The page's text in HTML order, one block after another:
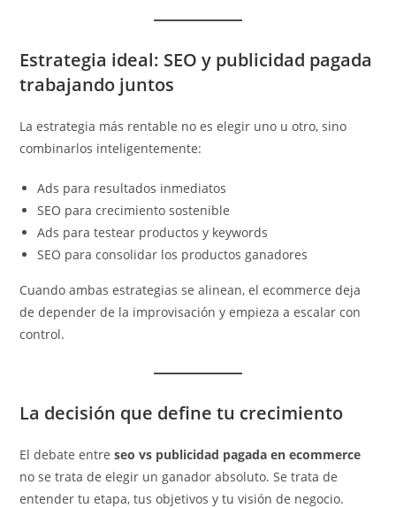
Estrategia ideal: SEO y publicidad pagada
trabajando juntos
La estrategia más rentable no es elegir uno u otro, sino
combinarlos inteligentemente:
Ads para resultados inmediatos
SEO para crecimiento sostenible
Ads para testear productos y keywords
SEO para consolidar los productos ganadores
Cuando ambas estrategias se alinean, el ecommerce deja
de depender de la improvisación y empieza a escalar con
control.
La decisión que define tu crecimiento
El debate entreseo vs publicidad pagada en ecommerce
no se trata de elegir un ganador absoluto. Se trata de
entender tu etapa, tus objetivos y tu visión de negocio.